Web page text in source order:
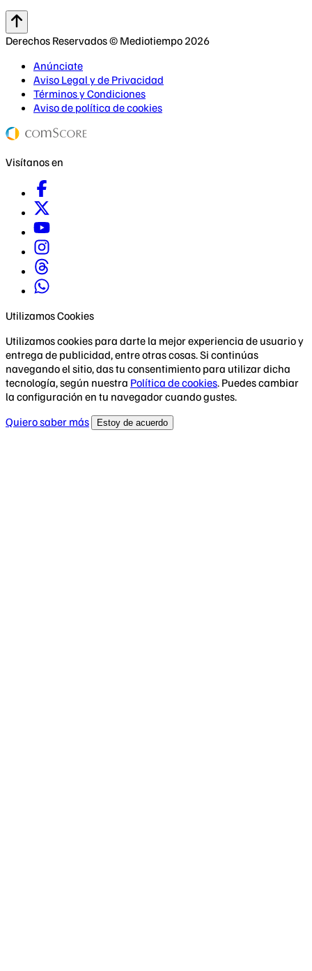
Derechos Reservados © Mediotiempo 2026
Anúnciate
Aviso Legal y de Privacidad
Términos y Condiciones
Aviso de política de cookies
Visítanos en
Utilizamos Cookies
Utilizamos cookies para darte la mejor experiencia de usuario y
entrega de publicidad, entre otras cosas. Si continúas
navegando el sitio, das tu consentimiento para utilizar dicha
tecnología, según nuestra Política de cookies. Puedes cambiar
la configuración en tu navegador cuando gustes.
Quiero saber más
Estoy de acuerdo